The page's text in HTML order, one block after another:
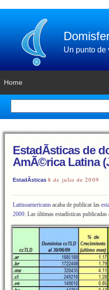
Un punto de
Home
EstadÃ­sticas de
AmÃ©rica Latina
EstadÃ­sticas 8 de julio de 2009
Latinoamericann acaba de publicar las
2009. Las últimas estadísticas publicadas